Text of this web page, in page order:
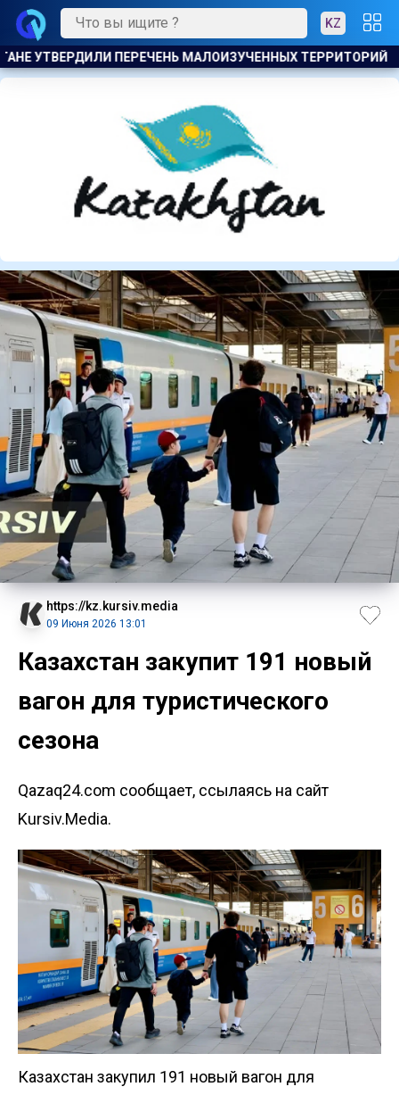
KZ
ТЕРРИТОРИЙ ДЛЯ РАЗВЕДКИ И ДОБЫЧИ УГЛЕВОДОРОДОВ
https://kz.kursiv.media
09 Июня 2026 13:01
Казахстан закупит 191 новый
вагон для туристического
сезона
Qazaq24.com сообщает, ссылаясь на сайт
Kursiv.Media.
Казахстан закупил 191 новый вагон для